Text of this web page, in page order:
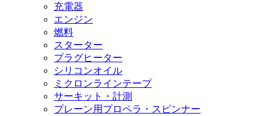
充電器
エンジン
燃料
スターター
プラグヒーター
シリコンオイル
ミクロンラインテープ
サーキット・計測
プレーン用プロペラ・スピンナー